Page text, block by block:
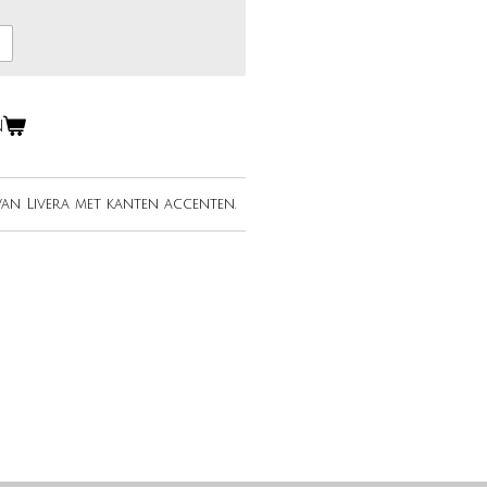
Livera met kanten accenten.